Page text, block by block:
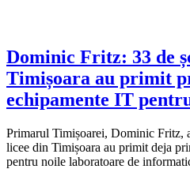
Dominic Fritz: 33 de
Timișoara au primit
echipamente IT
Primarul Timișoarei, Dominic Fritz,
licee din Timișoara au primit deja
pentru noile laboratoare de